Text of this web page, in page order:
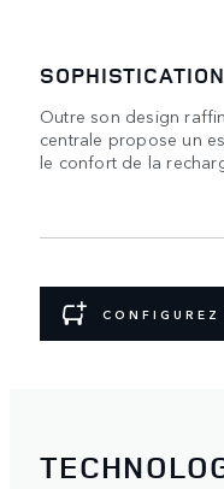
Outre son design
centrale propose un
le confort de la